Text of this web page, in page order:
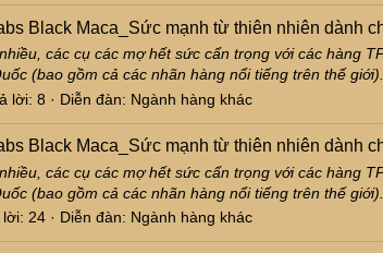
Black Maca_Sức mạnh từ thiên nhiên dành
các cụ các mợ hết sức cẩn trọng với các hàng
(bao gồm cả các nhãn hàng nổi tiếng trên thế
lời: 8 Diễn đàn: Ngành hàng khác
Black Maca_Sức mạnh từ thiên nhiên dành
các cụ các mợ hết sức cẩn trọng với các hàng
(bao gồm cả các nhãn hàng nổi tiếng trên thế
lời: 24 Diễn đàn: Ngành hàng khác